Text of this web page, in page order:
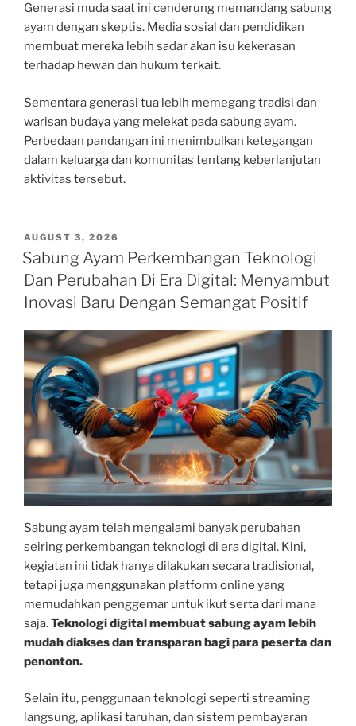
Generasi muda saat ini cenderung memandang sabung
ayam dengan skeptis. Media sosial dan pendidikan
membuat mereka lebih sadar akan isu kekerasan
terhadap hewan dan hukum terkait.
Sementara generasi tua lebih memegang tradisi dan
warisan budaya yang melekat pada sabung ayam.
Perbedaan pandangan ini menimbulkan ketegangan
dalam keluarga dan komunitas tentang keberlanjutan
aktivitas tersebut.
POSTED
ON
AUGUST 3, 2026
Sabung Ayam Perkembangan Teknologi
Dan Perubahan Di Era Digital: Menyambut
Inovasi Baru Dengan Semangat Positif
Sabung ayam telah mengalami banyak perubahan
seiring perkembangan teknologi di era digital. Kini,
kegiatan ini tidak hanya dilakukan secara tradisional,
tetapi juga menggunakan platform online yang
memudahkan penggemar untuk ikut serta dari mana
saja.Teknologi digital membuat sabung ayam lebih
mudah diakses dan transparan bagi para peserta dan
penonton.
Selain itu, penggunaan teknologi seperti streaming
langsung, aplikasi taruhan, dan sistem pembayaran